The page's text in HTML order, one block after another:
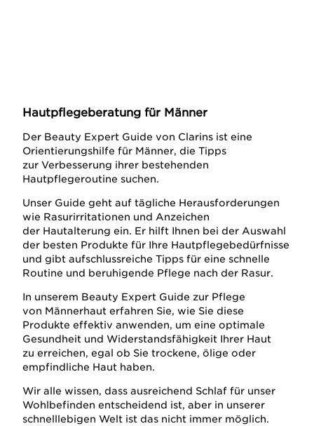
Hautpflegeberatung für Männer
Der Beauty Expert Guide von Clarins ist eine
Orientierungshilfe für Männer, die Tipps
zur Verbesserung ihrer bestehenden
Hautpflegeroutine suchen.
Unser Guide geht auf tägliche Herausforderungen
wie Rasurirritationen und Anzeichen
der Hautalterung ein. Er hilft Ihnen bei der Auswahl
der besten Produkte für Ihre Hautpflegebedürfnisse
und gibt aufschlussreiche Tipps für eine schnelle
Routine und beruhigende Pflege nach der Rasur.
In unserem Beauty Expert Guide zur Pflege
von Männerhaut erfahren Sie, wie Sie diese
Produkte effektiv anwenden, um eine optimale
Gesundheit und Widerstandsfähigkeit Ihrer Haut
zu erreichen, egal ob Sie trockene, ölige oder
empfindliche Haut haben.
Wir alle wissen, dass ausreichend Schlaf für unser
Wohlbefinden entscheidend ist, aber in unserer
schnelllebigen Welt ist das nicht immer möglich.